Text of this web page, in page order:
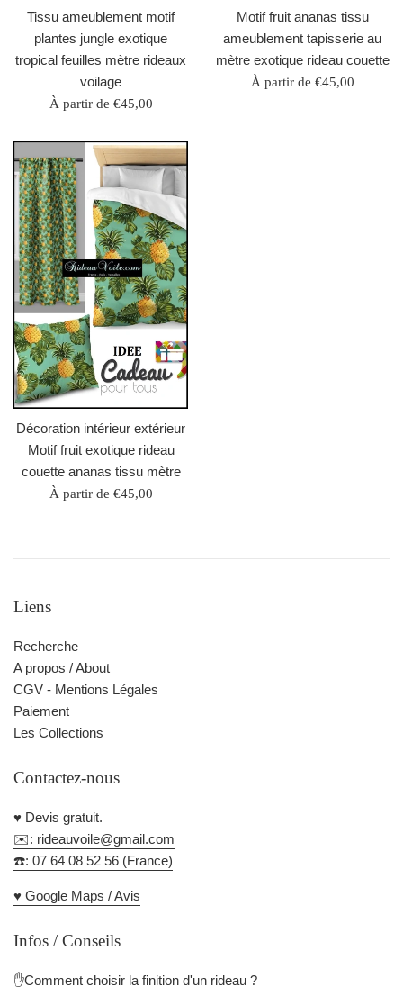
Tissu ameublement motif
plantes jungle exotique
tropical feuilles mètre rideaux
voilage
À partir de €45,00
Motif fruit ananas tissu
ameublement tapisserie au
mètre exotique rideau couette
À partir de €45,00
Décoration intérieur extérieur
Motif fruit exotique rideau
couette ananas tissu mètre
À partir de €45,00
Liens
Recherche
A propos / About
CGV - Mentions Légales
Paiement
Les Collections
Contactez-nous
♥️ Devis gratuit.
✉️: rideauvoile@gmail.com
☎️: 07 64 08 52 56 (France)
♥️ Google Maps / Avis
Infos / Conseils
✋Comment choisir la finition d'un rideau ?